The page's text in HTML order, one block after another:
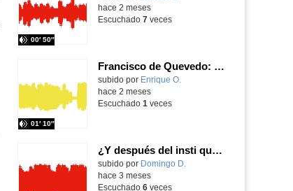
00′ 50″
hace 2 meses
Escuchado 7veces
Francisco de Quevedo: soneto ‘CXCIX b. Impugna la nobleza divina' BVMV, 2003. Recitario APE Quevedo
Contenido educativo.
subido por Enrique O.
01′ 10″
hace 2 meses
Escuchado 1 veces
¿Y después del insti qué? - Guía de supervivencia con antiguos alumnos del Julio Pérez
Contenido educativo.
subido por Domingo D.
hace 3 meses
Escuchado 6veces